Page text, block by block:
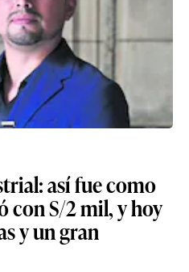
así fue como
con S/2 mil, y hoy
y un gran